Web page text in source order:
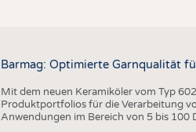
Barmag: Optimierte Garnqualität
Mit dem neuen Keramiköler vom Typ
Produktportfolios für die Verarbeitung
Anwendungen im Bereich von 5 bis 100